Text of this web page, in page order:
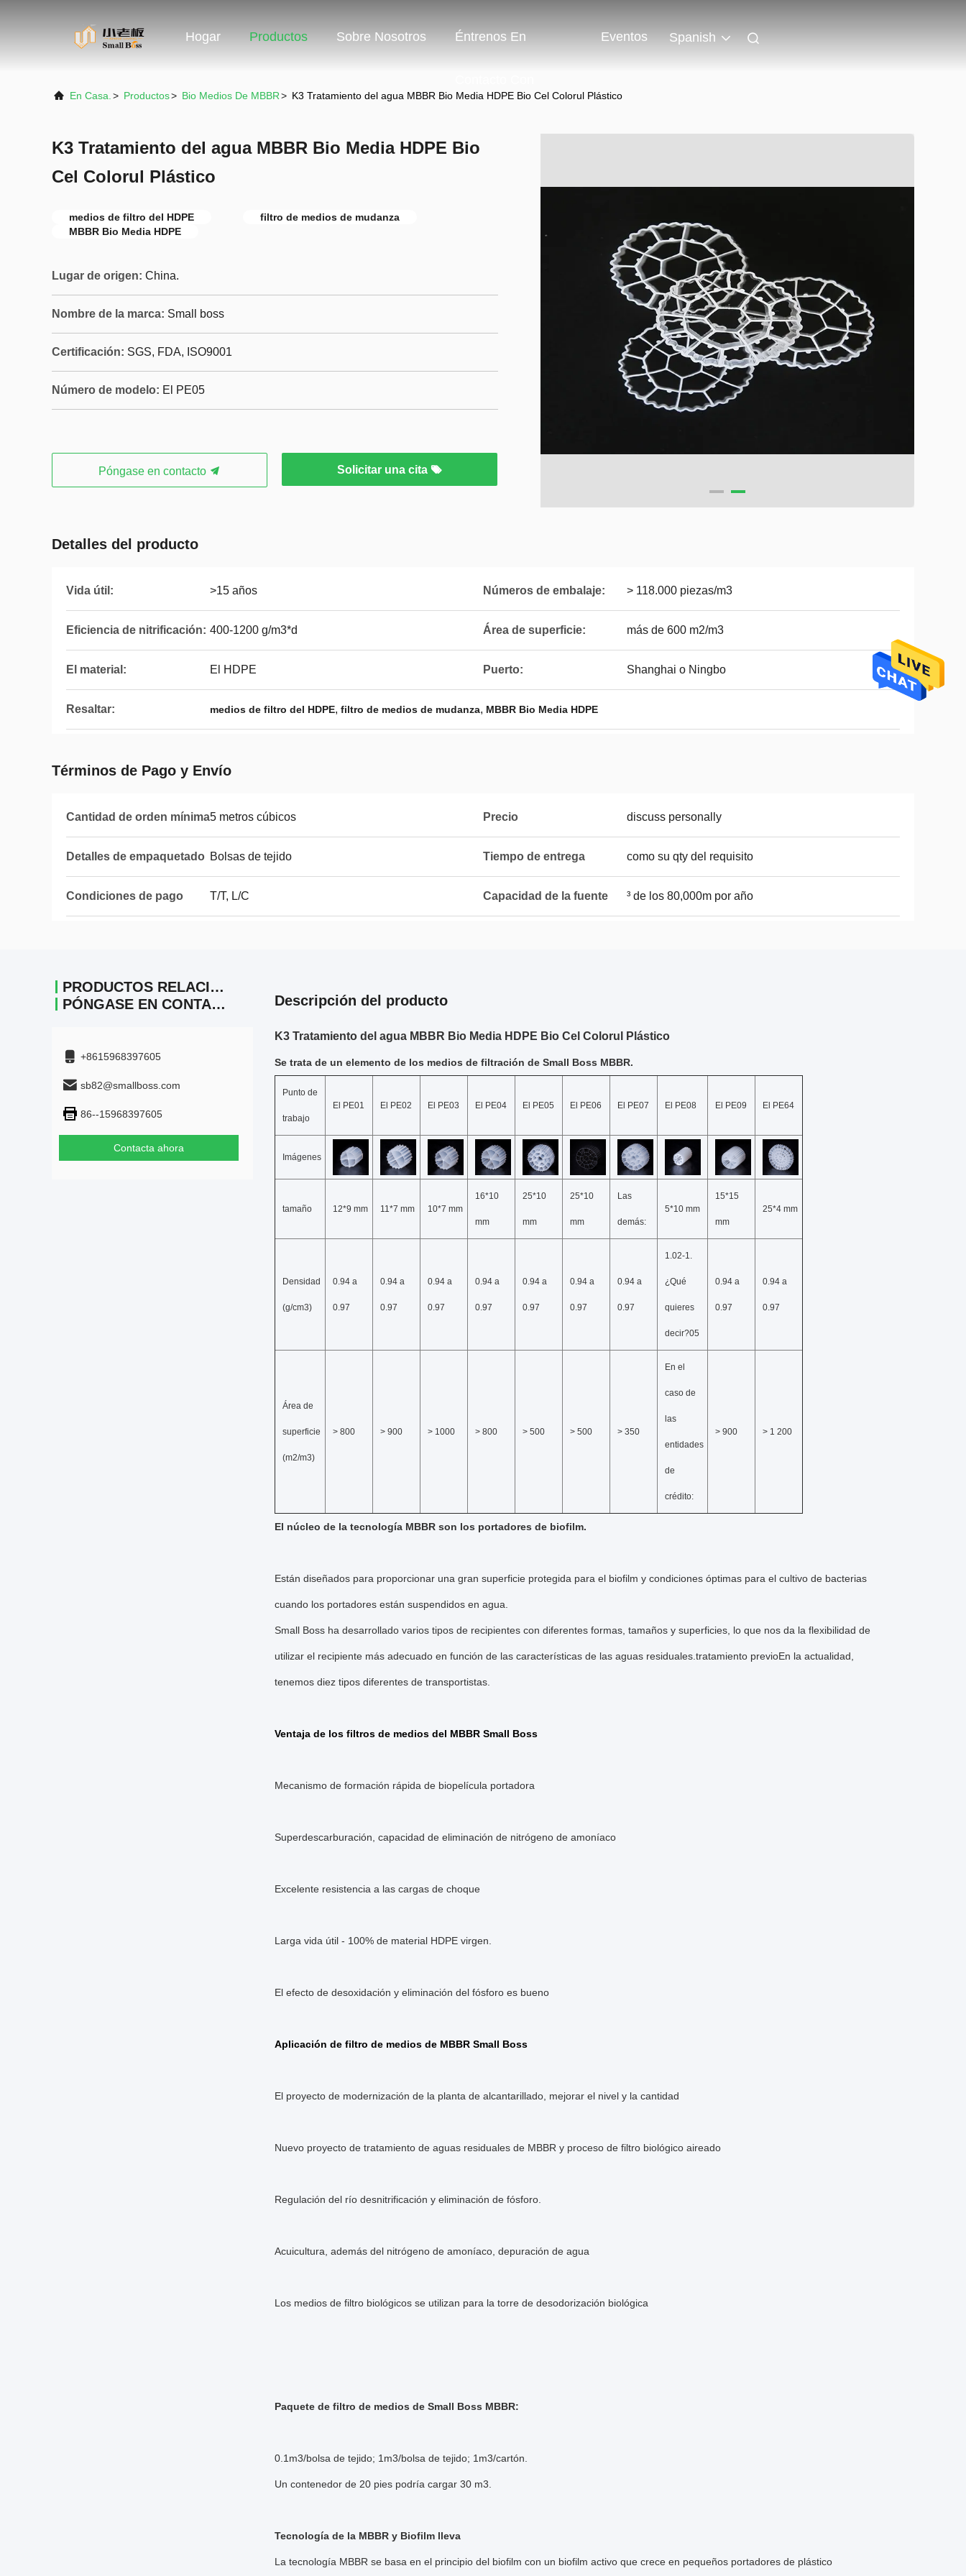
Hogar Productos Sobre Nosotros Éntrenos En Eventos Spanish
En Casa. > Productos> Bio Medios De MBBR> K3 Tratamiento del agua MBBR Bio Media HDPE Bio Cel Colorul Plástico
K3 Tratamiento del agua MBBR Bio Media HDPE Bio
Cel Colorul Plástico
medios de filtro del HDPE
filtro de medios de mudanza
MBBR Bio Media HDPE
Lugar de origen: China.
Nombre de la marca: Small boss
Certificación: SGS, FDA, ISO9001
Número de modelo: El PE05
Póngase en contacto Solicitar una cita
Detalles del producto
Vida útil: >15 años Números de embalaje: > 118.000 piezas/m3
Eficiencia de nitrificación: 400-1200 g/m3*d Área de superficie: más de 600 m2/m3
El material: El HDPE Puerto: Shanghai o Ningbo
Resaltar: medios de filtro del HDPE, filtro de medios de mudanza, MBBR Bio Media HDPE
Términos de Pago y Envío
Cantidad de orden mínima5 metros cúbicos Precio discuss personally
Detalles de empaquetado Bolsas de tejido Tiempo de entrega como su qty del requisito
Condiciones de pago T/T, L/C Capacidad de la fuente ³ de los 80,000m por año
PRODUCTOS RELACIONADOS
PÓNGASE EN CONTACTO
+8615968397605
sb82@smallboss.com
86--15968397605
Contacta ahora
Descripción del producto
K3 Tratamiento del agua MBBR Bio Media HDPE Bio Cel Colorul Plástico
Se trata de un elemento de los medios de filtración de Small Boss MBBR.
Punto de
trabajo
El PE01 El PE02 El PE03 El PE04 El PE05 El PE06 El PE07 El PE08 El PE09 El PE64
Imágenes
tamaño 12*9 mm 11*7 mm 10*7 mm
16*10
mm
25*10
mm
25*10
mm
Las
demás:
5*10 mm
15*15
mm
25*4 mm
Densidad
(g/cm3)
0.94 a
0.97
0.94 a
0.97
0.94 a
0.97
0.94 a
0.97
0.94 a
0.97
0.94 a
0.97
0.94 a
0.97
1.02-1.
¿Qué
quieres
decir?05
0.94 a
0.97
0.94 a
0.97
Área de
superficie
(m2/m3)
> 800 > 900 > 1000 > 800 > 500 > 500 > 350
En el
caso de
las
entidades
de
crédito:
> 900 > 1 200
El núcleo de la tecnología MBBR son los portadores de biofilm.
Están diseñados para proporcionar una gran superficie protegida para el biofilm y condiciones óptimas para el cultivo de bacterias
cuando los portadores están suspendidos en agua.
Small Boss ha desarrollado varios tipos de recipientes con diferentes formas, tamaños y superficies, lo que nos da la flexibilidad de
utilizar el recipiente más adecuado en función de las características de las aguas residuales.tratamiento previoEn la actualidad,
tenemos diez tipos diferentes de transportistas.
Ventaja de los filtros de medios del MBBR Small Boss
Mecanismo de formación rápida de biopelícula portadora
Superdescarburación, capacidad de eliminación de nitrógeno de amoníaco
Excelente resistencia a las cargas de choque
Larga vida útil - 100% de material HDPE virgen.
El efecto de desoxidación y eliminación del fósforo es bueno
Aplicación de filtro de medios de MBBR Small Boss
El proyecto de modernización de la planta de alcantarillado, mejorar el nivel y la cantidad
Nuevo proyecto de tratamiento de aguas residuales de MBBR y proceso de filtro biológico aireado
Regulación del río desnitrificación y eliminación de fósforo.
Acuicultura, además del nitrógeno de amoníaco, depuración de agua
Los medios de filtro biológicos se utilizan para la torre de desodorización biológica
Paquete de filtro de medios de Small Boss MBBR:
0.1m3/bolsa de tejido; 1m3/bolsa de tejido; 1m3/cartón.
Un contenedor de 20 pies podría cargar 30 m3.
Tecnología de la MBBR y Biofilm lleva
La tecnología MBBR se basa en el principio del biofilm con un biofilm activo que crece en pequeños portadores de plástico